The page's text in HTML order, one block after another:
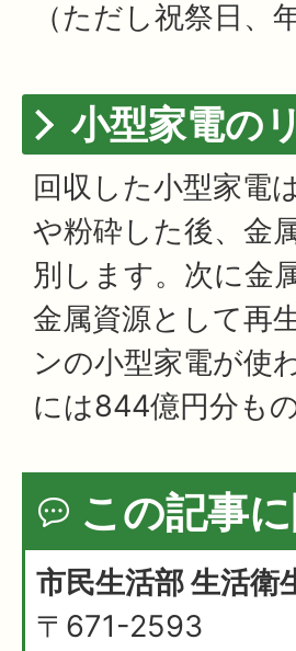
（ただし祝祭日、
小型家電の
回収した小型家電
や粉砕した後、金
別します。次に金
金属資源として再
ンの小型家電が使
には844億円分も
この記事
市民生活部 生活衛
〒671-2593